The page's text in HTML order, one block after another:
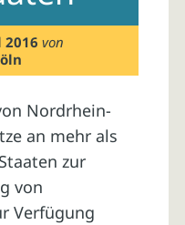
2016 von
Nordrhein-
an mehr als
zur
von
Verfügung